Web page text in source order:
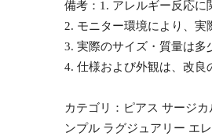
備考：1. アレルギー反応に
2. モニター環境により、実
3. 実際のサイズ・質量は多
4. 仕様および外観は、改良
カテゴリ：ピアス サージ
ンプル ラグジュアリー エ